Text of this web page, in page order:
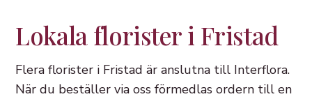
Lokala florister i Fristad
Flera florister i Fristad är anslutna till Interflora.
När du beställer via oss förmedlas ordern till en